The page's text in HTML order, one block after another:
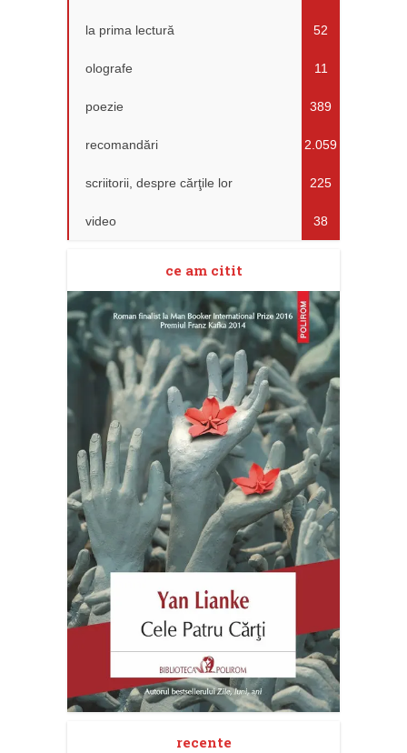
la prima lectură 52
olografe 11
poezie 389
recomandări 2.059
scriitorii, despre cărţile lor 225
video 38
ce am citit
recente